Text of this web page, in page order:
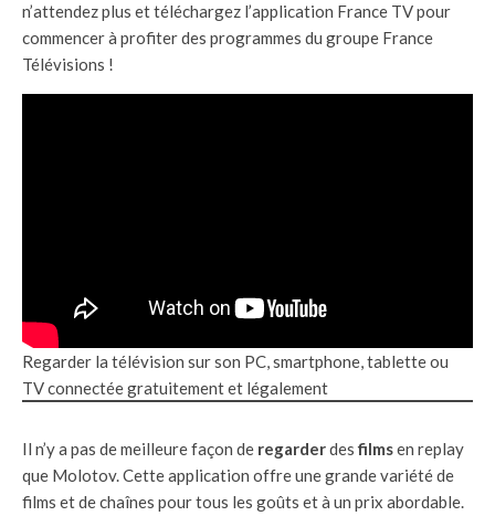
n’attendez plus et téléchargez l’application France TV pour
commencer à profiter des programmes du groupe France
Télévisions !
Regarder la télévision sur son PC, smartphone, tablette ou
TV connectée gratuitement et légalement
Il n’y a pas de meilleure façon de regarderdesfilmsen replay
que Molotov. Cette application offre une grande variété de
films et de chaînes pour tous les goûts et à un prix abordable.